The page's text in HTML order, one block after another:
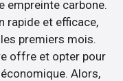
empreinte carbone.
rapide et efficace,
premiers mois.
offre et opter pour
Alors,